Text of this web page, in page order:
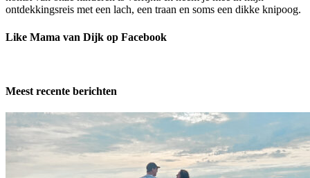
ontdekkingsreis met een lach, een traan en soms een dikke knipoog.
Like Mama van Dijk op Facebook
Meest recente berichten